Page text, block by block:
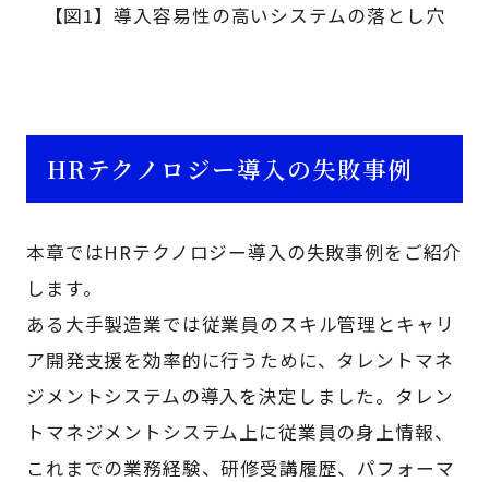
【図1】導入容易性の高いシステムの落とし穴
HRテクノロジー導入の失敗事例
本章ではHRテクノロジー導入の失敗事例をご紹介
します。
ある大手製造業では従業員のスキル管理とキャリ
ア開発支援を効率的に行うために、タレントマネ
ジメントシステムの導入を決定しました。タレン
トマネジメントシステム上に従業員の身上情報、
これまでの業務経験、研修受講履歴、パフォーマ